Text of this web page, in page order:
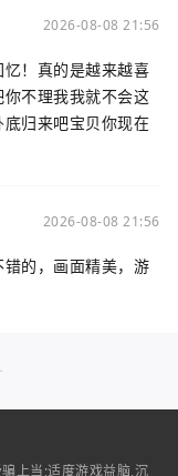
2026-08-08 21:56
！真的是越来越喜
不理我我就不会这
归来吧宝贝你现在
2026-08-08 21:56
的，画面精美，游
上当;适度游戏益脑,沉